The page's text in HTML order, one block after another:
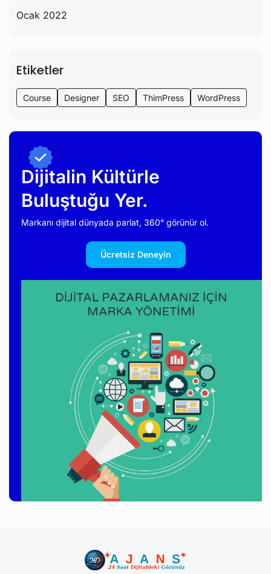
Ocak 2022
Etiketler
Course Designer SEO ThimPress WordPress
Dijitalin Kültürle
Buluştuğu Yer.
Markanı dijital dünyada parlat, 360° görünür ol.
Ücretsiz Deneyin